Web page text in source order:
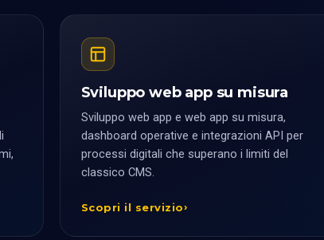
Sviluppo web app su misura
Sviluppo web app e web app su misura,
dashboard operative e integrazioni API per
processi digitali che superano i limiti del
classico CMS.
Scopri il servizio